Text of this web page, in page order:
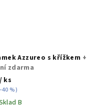
Azzureo s křížkem +
zdarma
/ ks
%)
B